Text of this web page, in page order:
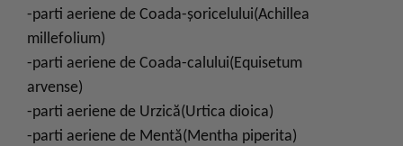
-parti aeriene de Coada-şoricelului(Achillea
millefolium)
-parti aeriene de Coada-calului(Equisetum
arvense)
-parti aeriene de Urzică(Urtica dioica)
-parti aeriene de Mentă(Mentha piperita)